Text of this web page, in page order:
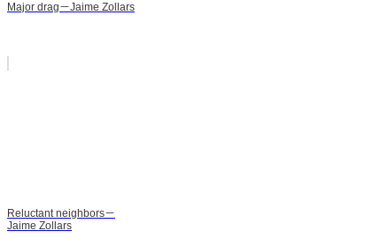
Major drag－Jaime Zollars
Reluctant neighbors－
Jaime Zollars